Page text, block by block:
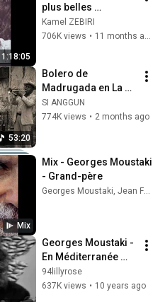
1:18:05
plus belles
chansons, Nuit et
brouillard, Nous
beau la vie
Kamel ZEBIRI
706K views • 11 months ago
53:20
Bolero de
Madrugada en La
Habana – Melodías
para el Alma
SI ANGGUN
774K views • 2 months ago
Mix
Mix - Georges Moustaki
- Grand-père
Georges Moustaki, Jean Ferrat, Serge Reggiani, and more
Georges Moustaki -
En Méditerranée
(1971)
94lillyrose
637K views • 10 years ago